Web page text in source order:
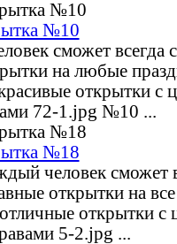
№10
сможет всегда
на любые
открытки с
72-1.jpg №10 ...
№18
человек сможет
открытки на
открытки с
5-2.jpg ...